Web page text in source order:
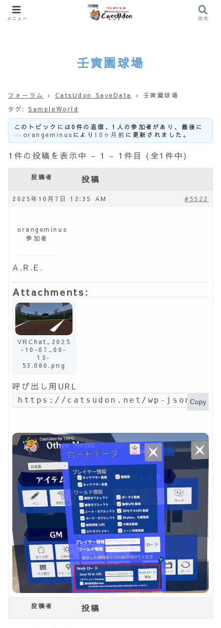
壬寅園球場
フォーラム › CatsUdon SaveData ›
壬寅園球場
タグ:SampleWorld
このトピックには0件の返信、1人の参加者があり、最後に
orangeminus により 10ヶ月前 に更新されました。
1件の投稿を表示中 - 1 - 1件目 (全1件中)
投稿者 投稿
2025年10月7日 12:35 AM #5522
orangeminus
参加者
A.R.E.
Attachments:
VRChat_2025
-10-07_00-
13-
53.060.png
呼び出し用URL
https://catsudon.net/wp-json/my-
Copy
投稿者 投稿
メニュー 検索